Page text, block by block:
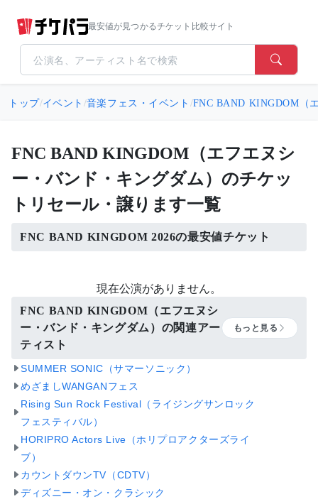
最安値が見つかるチケット比較サイト
トップ/イベント /音楽フェス・イベント /FNC BAND KINGDOM（
FNC BAND KINGDOM（エフエヌシ
ー・バンド・キングダム）のチケッ
トリセール・譲ります一覧
FNC BAND KINGDOM 2026の最安値チケット
現在公演がありません。
FNC BAND KINGDOM（エフエヌシ
ー・バンド・キングダム）の関連アー
ティスト
もっと見る
SUMMER SONIC（サマーソニック）
めざましWANGANフェス
Rising Sun Rock Festival（ライジングサンロック
フェスティバル）
HORIPRO Actors Live（ホリプロアクターズライ
ブ）
カウントダウンTV（CDTV）
ディズニー・オン・クラシック